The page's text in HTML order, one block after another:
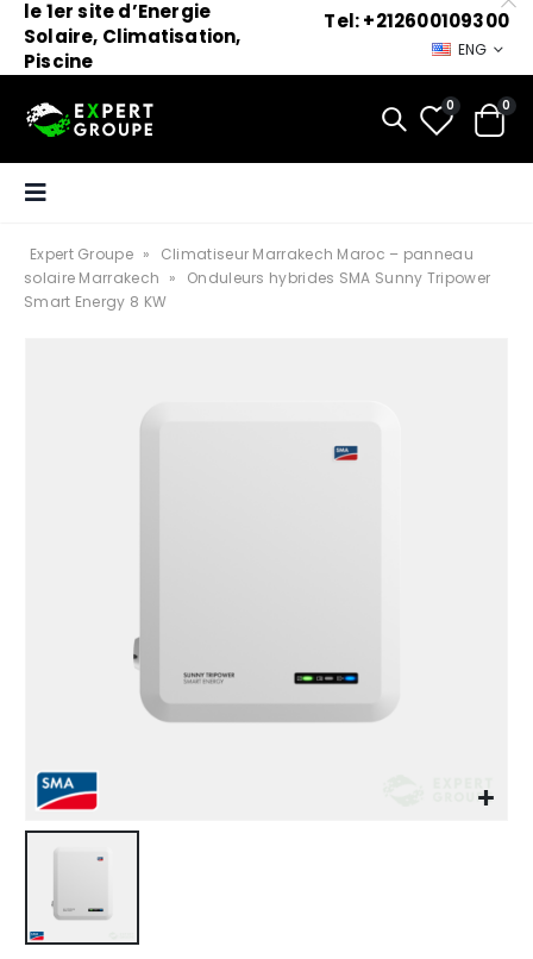
le 1er site d’Energie
Solaire, Climatisation,
Piscine
Tel: +212600109300
ENG
0 0
Expert Groupe »
Climatiseur Marrakech Maroc – panneau
solaire Marrakech »
Onduleurs hybrides SMA Sunny Tripower
Smart Energy 8 KW